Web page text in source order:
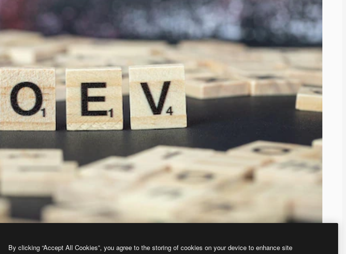
By clicking “Accept All Cookies”, you agree to the storing of cookies on your device to enhance site